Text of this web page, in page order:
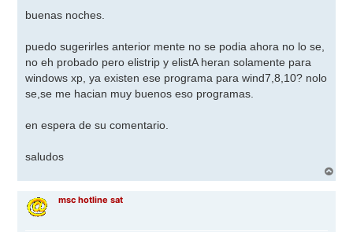
n
j
e
buenas noches.
puedo sugerirles anterior mente no se podia ahora no lo se,
no eh probado pero elistrip y elistA heran solamente para
windows xp, ya existen ese programa para wind7,8,10? nolo
se,se me hacian muy buenos eso programas.
en espera de su comentario.
saludos
r
msc hotline sat